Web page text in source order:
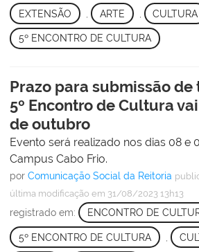
EXTENSÃO ARTE CULTURA
5º ENCONTRO DE CULTURA
Prazo para submissão
5º Encontro de Cultura
de outubro
Evento será realizado nos dias 08 e
Campus Cabo Frio.
por Comunicação Social da Reitoria
última modificação em 31/08/2023 13h13
registrado em: ENCONTRO DE
5º ENCONTRO DE CULTURA